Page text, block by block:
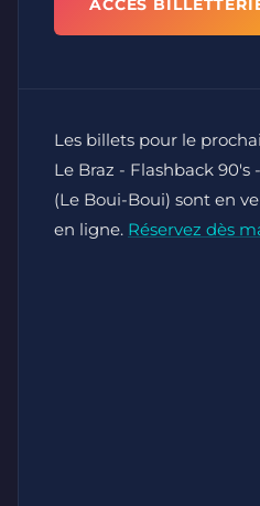
ACCÈS
Les billets pour le
Le Braz - Flashback 90's
(Le Boui-Boui) sont en
en ligne. Réservez dès